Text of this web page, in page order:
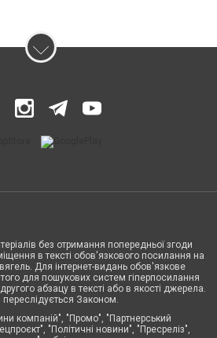
без отримання попередньої згоди
в тексті обов'язкового посилання на
Для інтернет-видань обов'язкове
для пошукових систем гіперпосилання
абзацу в тексті або в якості джерела.
Законом.
компаній", "Промо", "Партнерський
"Політичні новини", "Пресреліз",